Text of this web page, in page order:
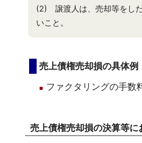
(2) 譲渡人は、売却等をし
いこと。
売上債権売却損の具体例
ファクタリングの手数
売上債権売却損の決算等に